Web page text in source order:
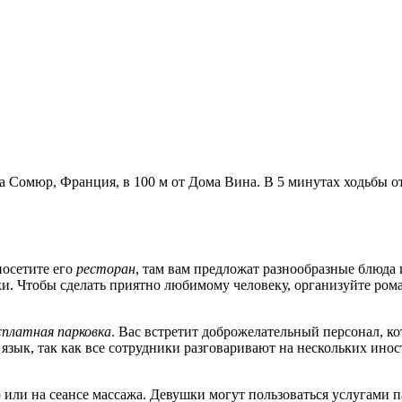
Сомюр, Франция, в 100 м от Дома Вина. В 5 минутах ходьбы
его ресторан, там вам предложат разнообразные
Чтобы сделать приятно любимому человеку, организуйте
парковка. Вас встретит доброжелательный персонал,
так как все сотрудники разговаривают на нескольких
на сеансе массажа. Девушки могут пользоваться